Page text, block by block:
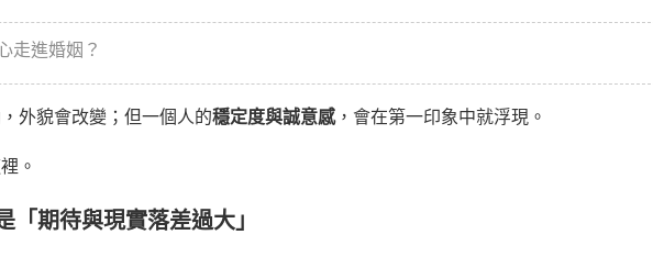
走進婚姻？
外貌會改變；但一個人的穩定度與誠意感，會在第一印象中就浮現。
。
期待與現實落差過大」